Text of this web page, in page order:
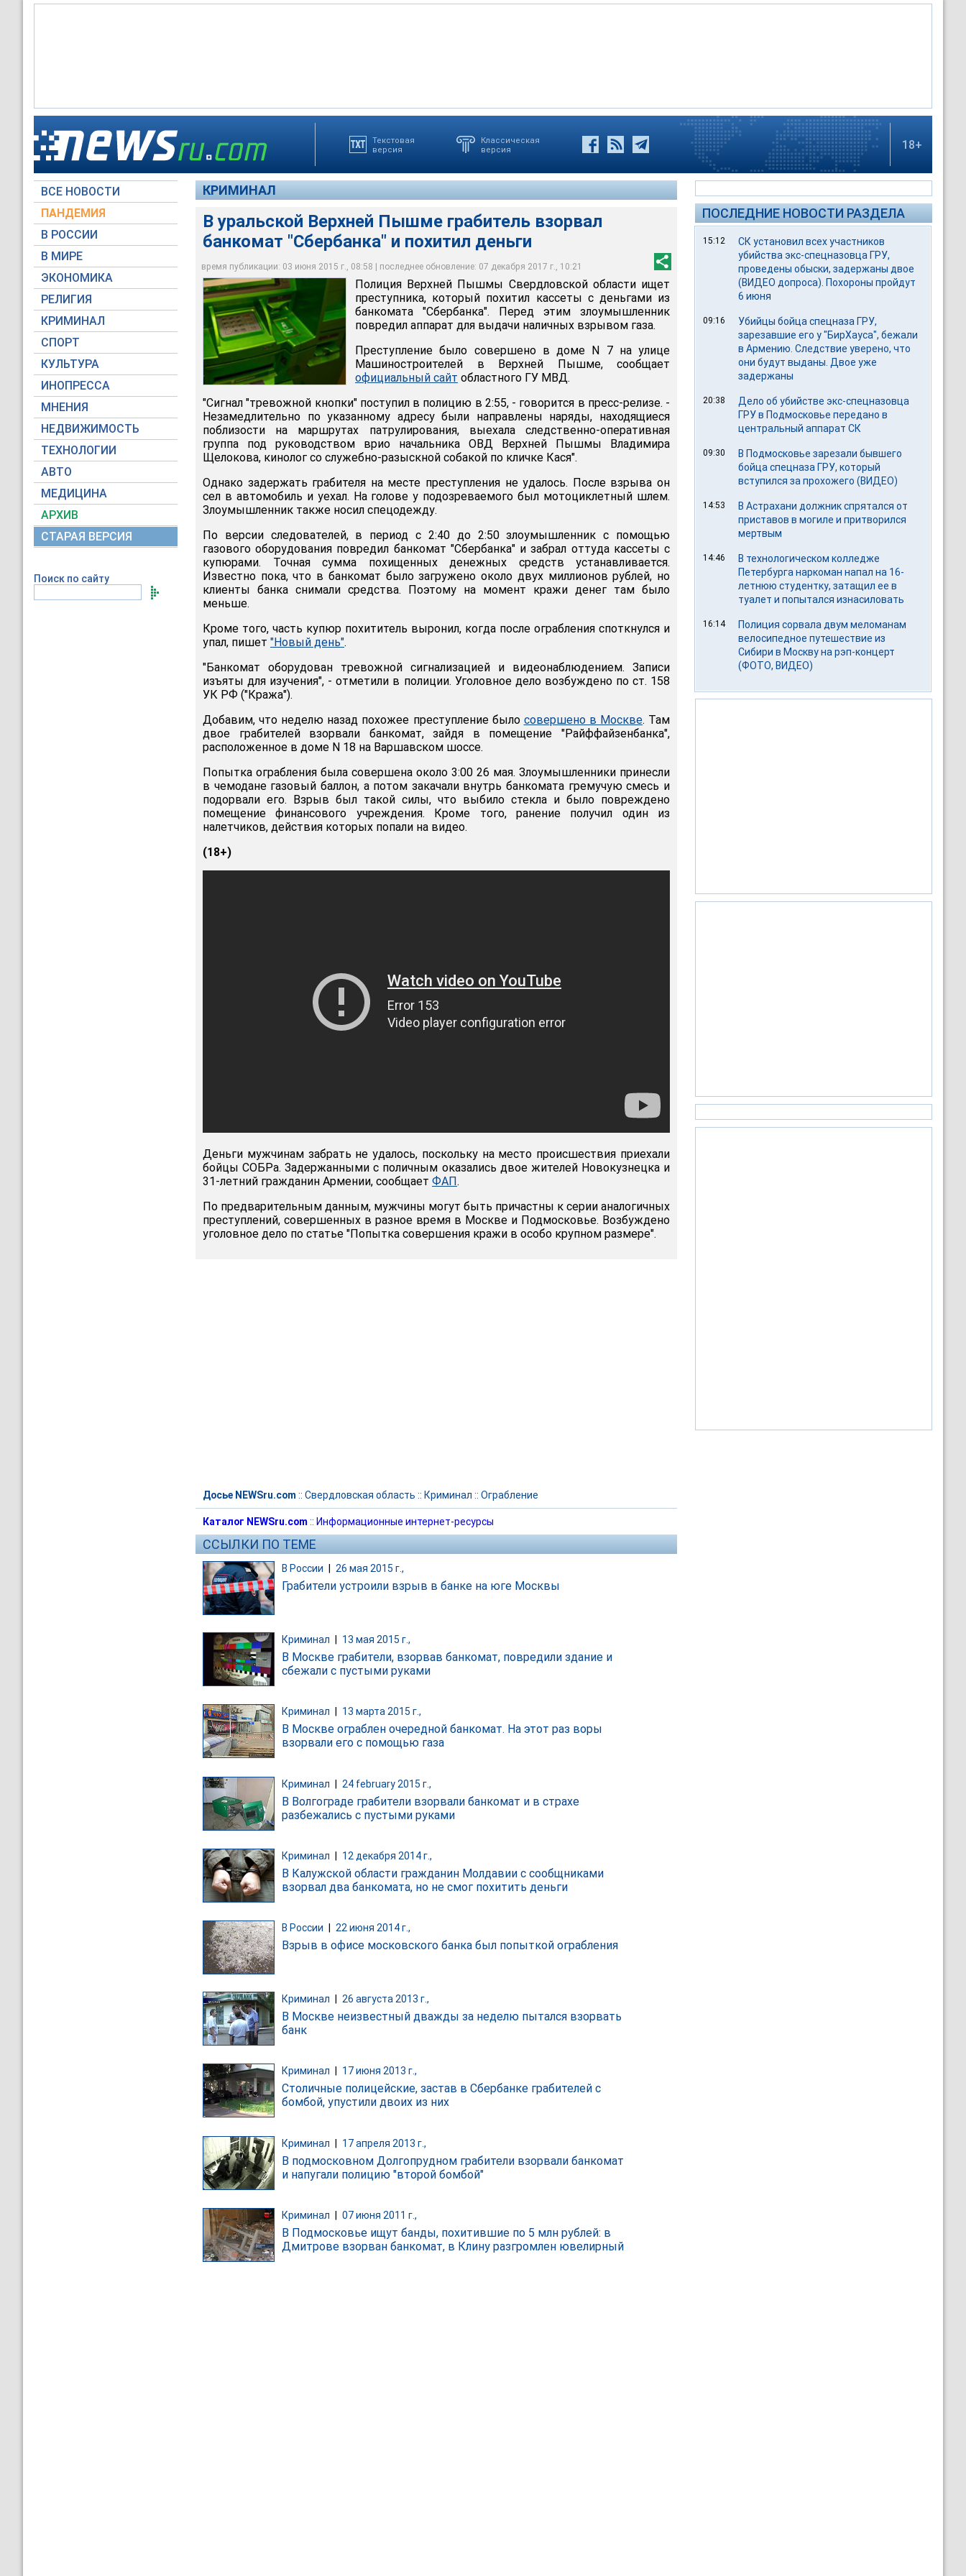
Текстовая
версия
Классическая
версия
18+
ВСЕ НОВОСТИ
ПАНДЕМИЯ
В РОССИИ
В МИРЕ
ЭКОНОМИКА
РЕЛИГИЯ
КРИМИНАЛ
СПОРТ
КУЛЬТУРА
ИНОПРЕССА
МНЕНИЯ
НЕДВИЖИМОСТЬ
ТЕХНОЛОГИИ
АВТО
МЕДИЦИНА
АРХИВ
СТАРАЯ ВЕРСИЯ
Поиск по сайту
КРИМИНАЛ
В уральской Верхней Пышме грабитель взорвал
банкомат "Сбербанка" и похитил деньги
время публикации: 03 июня 2015 г., 08:58 | последнее обновление: 07 декабря 2017 г., 10:21
Полиция Верхней Пышмы Свердловской области ищет преступника, который похитил
кассеты с деньгами из банкомата Сбербанка. Перед этим злоумышленник повредил
аппарат для выдачи наличных взрывом газа
Moscow-Live.ru
Полиция Верхней Пышмы Свердловской области ищет
преступника, который похитил кассеты с деньгами из
банкомата "Сбербанка". Перед этим злоумышленник
повредил аппарат для выдачи наличных взрывом газа.
Преступление было совершено в доме N 7 на улице
Машиностроителей в Верхней Пышме, сообщает
официальный сайт областного ГУ МВД.
"Сигнал "тревожной кнопки" поступил в полицию в 2:55, - говорится в пресс-релизе. -
Незамедлительно по указанному адресу были направлены наряды, находящиеся
поблизости на маршрутах патрулирования, выехала следственно-оперативная
группа под руководством врио начальника ОВД Верхней Пышмы Владимира
Щелокова, кинолог со служебно-разыскной собакой по кличке Кася".
Однако задержать грабителя на месте преступления не удалось. После взрыва он
сел в автомобиль и уехал. На голове у подозреваемого был мотоциклетный шлем.
Злоумышленник также носил спецодежду.
По версии следователей, в период с 2:40 до 2:50 злоумышленник с помощью
газового оборудования повредил банкомат "Сбербанка" и забрал оттуда кассеты с
купюрами. Точная сумма похищенных денежных средств устанавливается.
Известно пока, что в банкомат было загружено около двух миллионов рублей, но
клиенты банка снимали средства. Поэтому на момент кражи денег там было
меньше.
Кроме того, часть купюр похититель выронил, когда после ограбления споткнулся и
упал, пишет "Новый день".
"Банкомат оборудован тревожной сигнализацией и видеонаблюдением. Записи
изъяты для изучения", - отметили в полиции. Уголовное дело возбуждено по ст. 158
УК РФ ("Кража").
Добавим, что неделю назад похожее преступление было совершено в Москве. Там
двое грабителей взорвали банкомат, зайдя в помещение "Райффайзенбанка",
расположенное в доме N 18 на Варшавском шоссе.
Попытка ограбления была совершена около 3:00 26 мая. Злоумышленники принесли
в чемодане газовый баллон, а потом закачали внутрь банкомата гремучую смесь и
подорвали его. Взрыв был такой силы, что выбило стекла и было повреждено
помещение финансового учреждения. Кроме того, ранение получил один из
налетчиков, действия которых попали на видео.
(18+)
Деньги мужчинам забрать не удалось, поскольку на место происшествия приехали
бойцы СОБРа. Задержанными с поличным оказались двое жителей Новокузнецка и
31-летний гражданин Армении, сообщает ФАП.
По предварительным данным, мужчины могут быть причастны к серии аналогичных
преступлений, совершенных в разное время в Москве и Подмосковье. Возбуждено
уголовное дело по статье "Попытка совершения кражи в особо крупном размере".
Досье NEWSru.com :: Свердловская область :: Криминал :: Ограбление
Каталог NEWSru.com :: Информационные интернет-ресурсы
ССЫЛКИ ПО ТЕМЕ
В России 26 мая 2015 г.,
Грабители устроили взрыв в банке на юге Москвы
Криминал 13 мая 2015 г.,
В Москве грабители, взорвав банкомат, повредили здание и
сбежали с пустыми руками
Криминал 13 марта 2015 г.,
В Москве ограблен очередной банкомат. На этот раз воры
взорвали его с помощью газа
Криминал | 24 february 2015 г.,
В Волгограде грабители взорвали банкомат и в страхе
разбежались с пустыми руками
Криминал 12 декабря 2014 г.,
В Калужской области гражданин Молдавии с сообщниками
взорвал два банкомата, но не смог похитить деньги
В России 22 июня 2014 г.,
Взрыв в офисе московского банка был попыткой ограбления
Криминал 26 августа 2013 г.,
В Москве неизвестный дважды за неделю пытался взорвать
банк
Криминал 17 июня 2013 г.,
Столичные полицейские, застав в Сбербанке грабителей с
бомбой, упустили двоих из них
Криминал | 17 апреля 2013 г.,
В подмосковном Долгопрудном грабители взорвали банкомат
и напугали полицию "второй бомбой"
Криминал 07 июня 2011 г.,
В Подмосковье ищут банды, похитившие по 5 млн рублей: в
Дмитрове взорван банкомат, в Клину разгромлен ювелирный
ПОСЛЕДНИЕ НОВОСТИ РАЗДЕЛА
15:12
СК установил всех участников
убийства экс-спецназовца ГРУ,
проведены обыски, задержаны двое
(ВИДЕО допроса). Похороны пройдут
6 июня
09:16
Убийцы бойца спецназа ГРУ,
зарезавшие его у "БирХауса", бежали
в Армению. Следствие уверено, что
они будут выданы. Двое уже
задержаны
20:38
Дело об убийстве экс-спецназовца
ГРУ в Подмосковье передано в
центральный аппарат СК
09:30
В Подмосковье зарезали бывшего
бойца спецназа ГРУ, который
вступился за прохожего (ВИДЕО)
14:53
В Астрахани должник спрятался от
приставов в могиле и притворился
мертвым
14:46
В технологическом колледже
Петербурга наркоман напал на 16-
летнюю студентку, затащил ее в
туалет и попытался изнасиловать
16:14
Полиция сорвала двум меломанам
велосипедное путешествие из
Сибири в Москву на рэп-концерт
(ФОТО, ВИДЕО)